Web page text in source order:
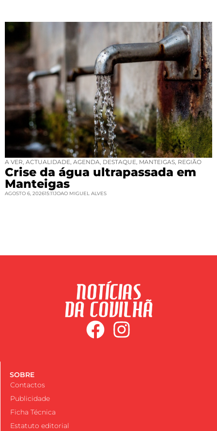
A VER ACTUALIDADE AGENDA DESTAQUE MANTEIGAS REGIÃO
Crise da água ultrapassada em
Manteigas
AGOSTO 6, 202615:11JOAO MIGUEL ALVES
SOBRE
Contactos
Publicidade
Ficha Técnica
Estatuto editorial